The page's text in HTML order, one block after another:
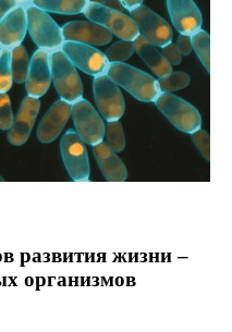
развития жизни –
организмов